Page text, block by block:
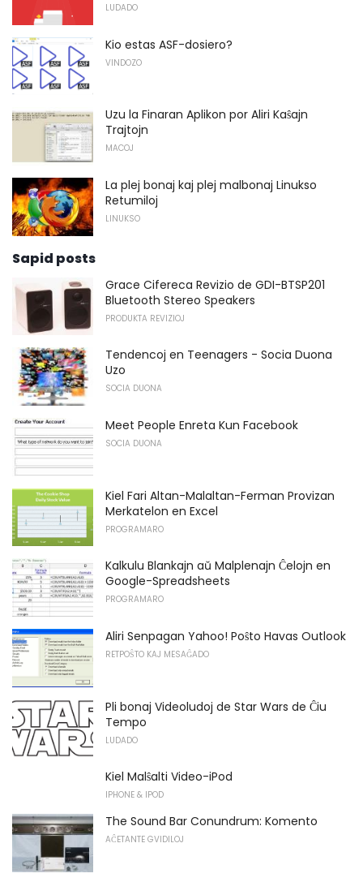
LUDADO
Kio estas ASF-dosiero?
VINDOZO
Uzu la Finaran Aplikon por Aliri Kaŝajn
Trajtojn
MACOJ
La plej bonaj kaj plej malbonaj Linukso
Retumiloj
LINUKSO
Sapid posts
Grace Cifereca Revizio de GDI-BTSP201
Bluetooth Stereo Speakers
PRODUKTA REVIZIOJ
Tendencoj en Teenagers - Socia Duona
Uzo
SOCIA DUONA
Meet People Enreta Kun Facebook
SOCIA DUONA
Kiel Fari Altan-Malaltan-Ferman Provizan
Merkatelon en Excel
PROGRAMARO
Kalkulu Blankajn aŭ Malplenajn Ĉelojn en
Google-Spreadsheets
PROGRAMARO
Aliri Senpagan Yahoo! Poŝto Havas Outlook
RETPOŜTO KAJ MESAĜADO
Pli bonaj Videoludoj de Star Wars de Ĉiu
Tempo
LUDADO
Kiel Malŝalti Video-iPod
IPHONE & IPOD
The Sound Bar Conundrum: Komento
AĈETANTE GVIDILOJ